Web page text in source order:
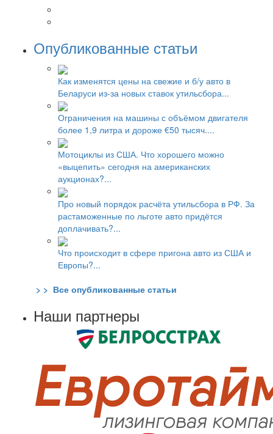
Опубликованные статьи
Как изменятся цены на свежие и б/у авто в
Беларуси из-за новых ставок утильсбора...
Ограничения на машины с объёмом двигателя
более 1,9 литра и дороже €50 тысяч....
Мотоциклы из США. Что хорошего можно
«выцепить» сегодня на американских
аукционах?...
Про новый порядок расчёта утильсбора в РФ. За
растаможенные по льготе авто придётся
доплачивать?...
Что происходит в сфере пригона авто из США и
Европы?...
> > Все опубликованные статьи
Наши партнеры